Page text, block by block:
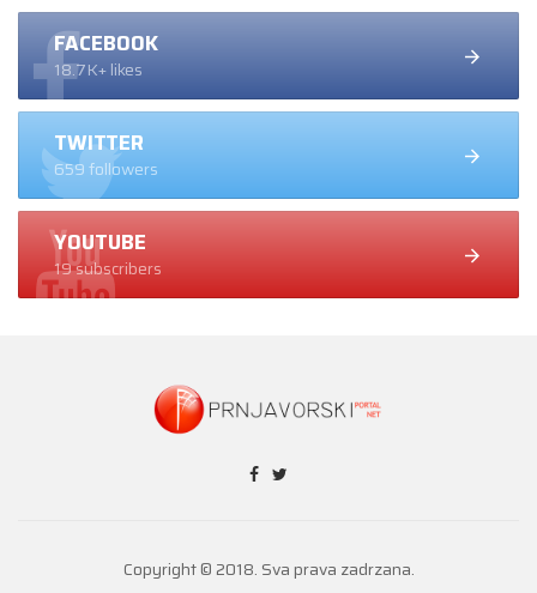
FACEBOOK
18.7K+ likes
TWITTER
659 followers
YOUTUBE
19 subscribers
Copyright © 2018. Sva prava zadrzana.